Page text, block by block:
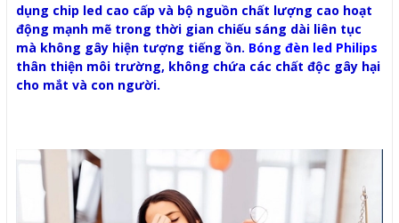
dụng chip led cao cấp và bộ nguồn chất lượng cao hoạt
động mạnh mẽ trong thời gian chiếu sáng dài liên tục
mà không gây hiện tượng tiếng ồn. Bóng đèn led Philips
thân thiện môi trường, không chứa các chất độc gây hại
cho mắt và con người.